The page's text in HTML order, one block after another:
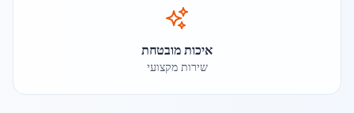
איכות מובטחת
שירות מקצועי